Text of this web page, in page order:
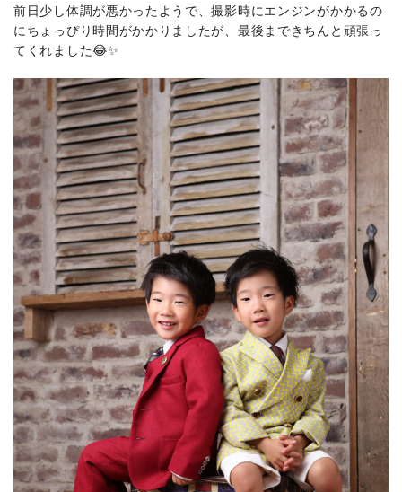
前日少し体調が悪かったようで、撮影時にエンジンがかかるの
にちょっぴり時間がかかりましたが、最後まできちんと頑張っ
てくれました😂✨